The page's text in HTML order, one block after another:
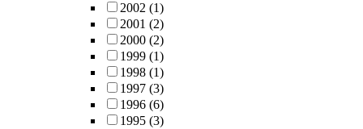
2002 (1)
2001 (2)
2000 (2)
1999 (1)
1998 (1)
1997 (3)
1996 (6)
1995 (3)